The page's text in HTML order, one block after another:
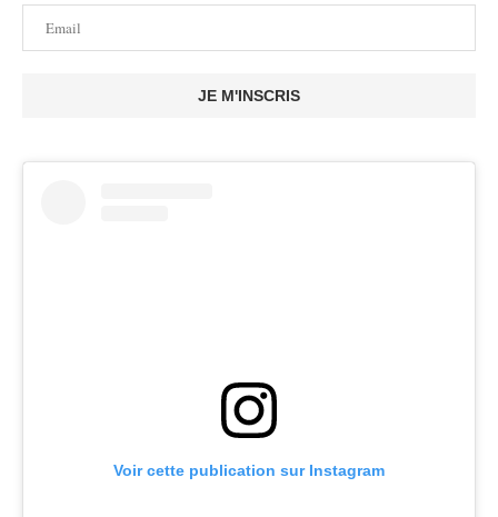
JE M'INSCRIS
Voir cette publication sur Instagram